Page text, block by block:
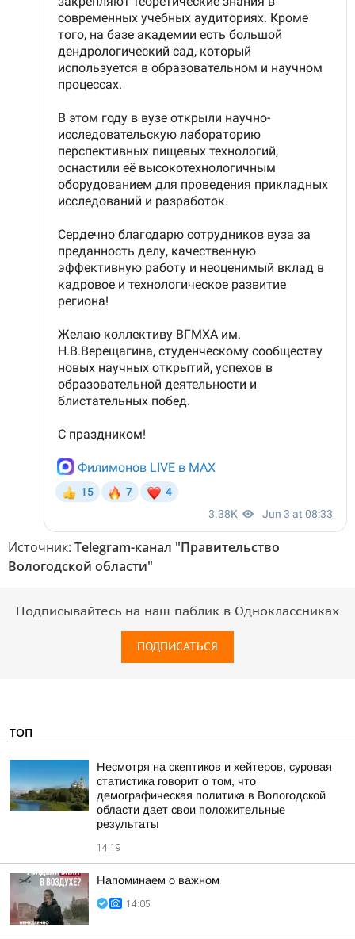
Источник: Telegram-канал "Правительство
Вологодской области"
Подписывайтесь на наш паблик в Одноклассниках
ПОДПИСАТЬСЯ
ТОП
Несмотря на скептиков и хейтеров, суровая
статистика говорит о том, что
демографическая политика в Вологодской
области дает свои положительные
результаты
14:19
Напоминаем о важном
14:05